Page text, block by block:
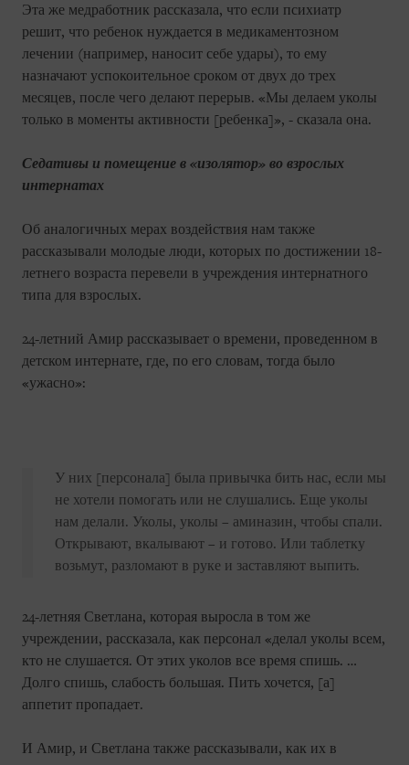
Эта же медработник рассказала, что если психиатр
решит, что ребенок нуждается в медикаментозном
лечении (например, наносит себе удары), то ему
назначают успокоительное сроком от двух до трех
месяцев, после чего делают перерыв. «Мы делаем уколы
только в моменты активности [ребенка]», - сказала она.
Седативы и помещение в «изолятор» во взрослых
интернатах
Об аналогичных мерах воздействия нам также
рассказывали молодые люди, которых по достижении 18-
летнего возраста перевели в учреждения интернатного
типа для взрослых.
24-летний Амир рассказывает о времени, проведенном в
детском интернате, где, по его словам, тогда было
«ужасно»:
У них [персонала] была привычка бить нас, если мы
не хотели помогать или не слушались. Еще уколы
нам делали. Уколы, уколы – аминазин, чтобы спали.
Открывают, вкалывают – и готово. Или таблетку
возьмут, разломают в руке и заставляют выпить.
24-летняя Светлана, которая выросла в том же
учреждении, рассказала, как персонал «делал уколы всем,
кто не слушается. От этих уколов все время спишь. …
Долго спишь, слабость большая. Пить хочется, [а]
аппетит пропадает.
И Амир, и Светлана также рассказывали, как их в